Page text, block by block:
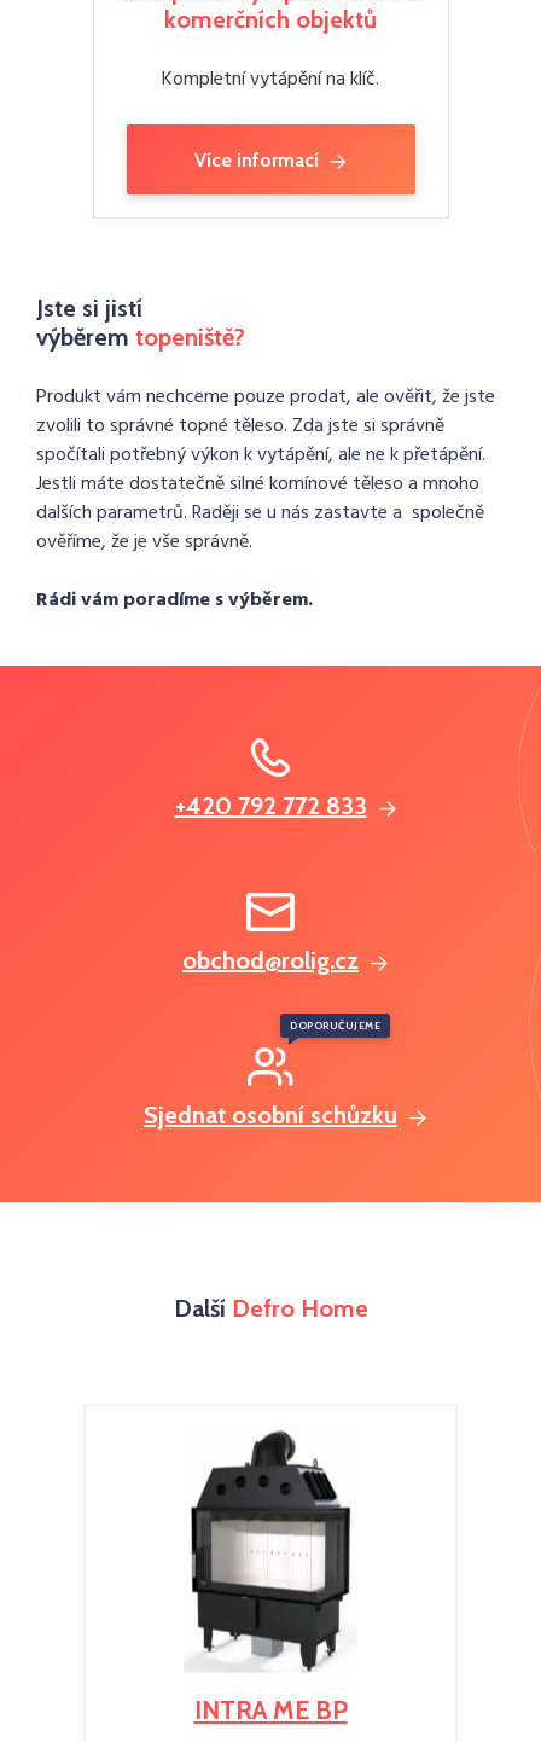
komerčních objektů
Kompletní vytápění na klíč.
Více informací
Jste si jistí
výběrem topeniště?
Produkt vám nechceme pouze prodat, ale ověřit, že jste
zvolili to správné topné těleso. Zda jste si správně
spočítali potřebný výkon k vytápění, ale ne k přetápění.
Jestli máte dostatečně silné komínové těleso a mnoho
dalších parametrů. Raději se u nás zastavte a společně
ověříme, že je vše správně.
Rádi vám poradíme s výběrem.
+420 792 772 833
obchod@rolig.cz
Sjednat osobní schůzku
DOPORUČUJEME
Další Defro Home
INTRA ME BP